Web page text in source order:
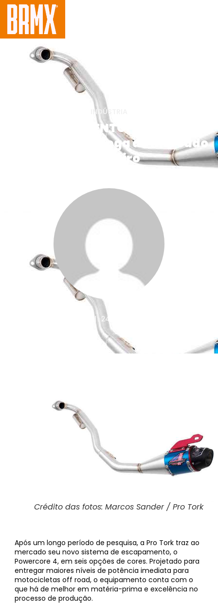
INDÚSTRIA
ESCAPAMENTO: Pro Tork
Powercore 4 chega ao mercado
brasileiro
|| 24 de abril de 2019
Crédito das fotos: Marcos Sander / Pro Tork
Após um longo período de pesquisa, a Pro Tork traz ao
mercado seu novo sistema de escapamento, o
Powercore 4, em seis opções de cores. Projetado para
entregar maiores níveis de potência imediata para
motocicletas off road, o equipamento conta com o
que há de melhor em matéria-prima e excelência no
processo de produção.